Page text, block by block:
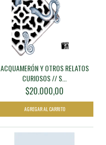
ACQUAMERÓN Y OTROS RELATOS
CURIOSOS // S...
$20.000,00